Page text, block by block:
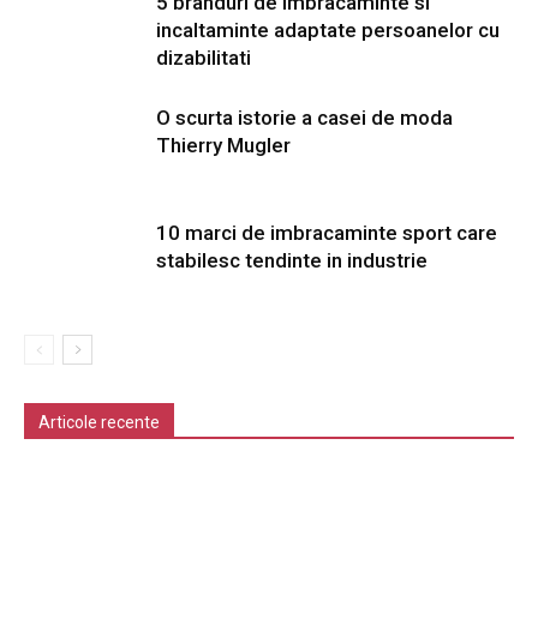
incaltaminte adaptate persoanelor cu
dizabilitati
O scurta istorie a casei de moda
Thierry Mugler
10 marci de imbracaminte sport care
stabilesc tendinte in industrie
Articole recente